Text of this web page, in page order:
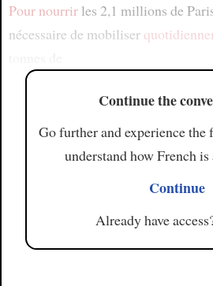
Pour nourrirles 2,1 millions de
nécessaire de mobiliser
Continue the
Go further and experience
understand how French
Continue
Already have